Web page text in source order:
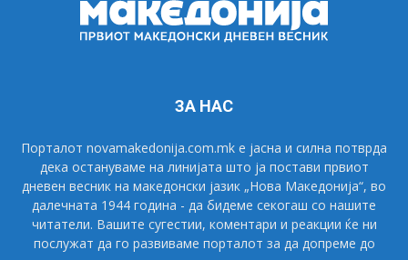
ЗА НАС
Порталот novamakedonija.com.mk е јасна и силна потврда
дека остануваме на линијата што ја постави првиот
дневен весник на македонски јазик „Нова Македонија“, во
далечната 1944 година - да бидеме секогаш со нашите
читатели. Вашите сугестии, коментари и реакции ќе ни
послужат да го развиваме порталот за да допреме до